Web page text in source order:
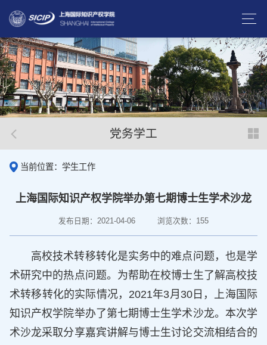
党务学工
当前位置：学生工作
上海国际知识产权学院举办第七期博士生学术沙龙
发布日期：2021-04-06 浏览次数： 155
高校技术转移转化是实务中的难点问题，也是学
术研究中的热点问题。为帮助在校博士生了解高校技
术转移转化的实际情况，2021年3月30日，上海国际
知识产权学院举办了第七期博士生学术沙龙。本次学
术沙龙采取分享嘉宾讲解与博士生讨论交流相结合的